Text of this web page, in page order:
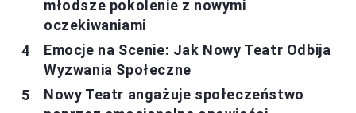
młodsze pokolenie z nowymi
oczekiwaniami
Emocje na Scenie: Jak Nowy Teatr Odbija
Wyzwania Społeczne
Nowy Teatr angażuje społeczeństwo